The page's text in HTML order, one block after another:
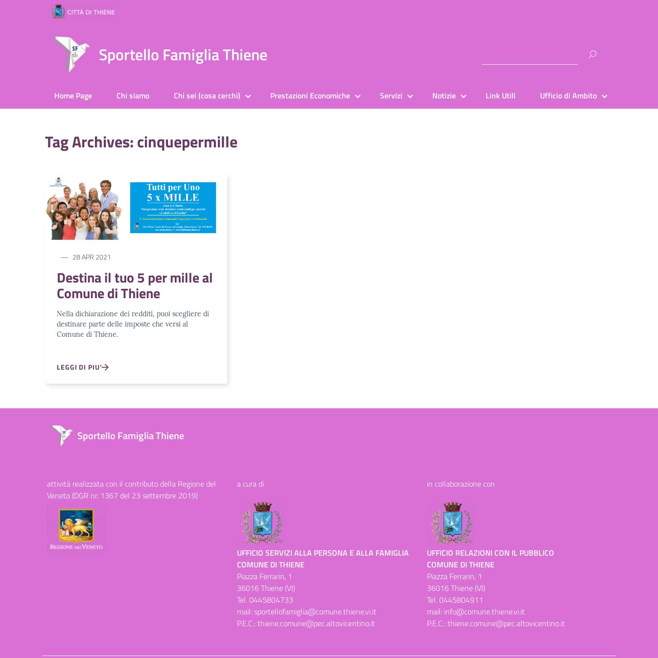
Sportello Famiglia Thiene
Home Page Chi siamo Chi sei (cosa cerchi) Prestazioni Economiche Servizi Notizie Link Utili Ufficio di Ambito
Tag Archives: cinquepermille
28 APR 2021
Destina il tuo 5 per mille al
Comune di Thiene
Nella dichiarazione dei redditi, puoi scegliere di
destinare parte delle imposte che versi al
Comune di Thiene.
LEGGI DI PIU'
Sportello Famiglia Thiene
attività realizzata con il contributo della Regione del
Veneto (DGR nr. 1367 del 23 settembre 2019)
a cura di
UFFICIO SERVIZI ALLA PERSONA E ALLA FAMIGLIA
COMUNE DI THIENE
Piazza Ferrarin, 1
36016 Thiene (VI)
Tel.0445804733
mail:sportellofamiglia@comune.thiene.vi.it
P.E.C.:thiene.comune@pec.altovicentino.it
in collaborazione con
UFFICIO RELAZIONI CON IL PUBBLICO
COMUNE DI THIENE
Piazza Ferrarin, 1
36016 Thiene (VI)
Tel.0445804911
mail: info@comune.thiene.vi.it
P.E.C.:thiene.comune@pec.altovicentino.it